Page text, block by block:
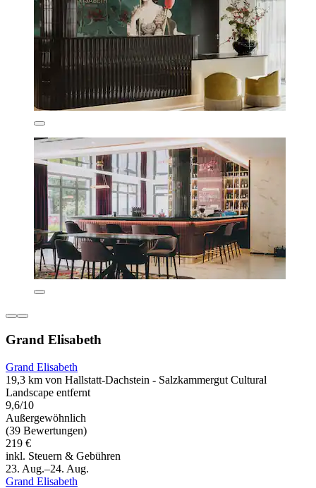
Grand Elisabeth
Grand Elisabeth
19,3 km von Hallstatt-Dachstein - Salzkammergut Cultural
Landscape entfernt
9,6/10
Außergewöhnlich
(39 Bewertungen)
219 €
inkl. Steuern & Gebühren
23. Aug.–24. Aug.
Grand Elisabeth